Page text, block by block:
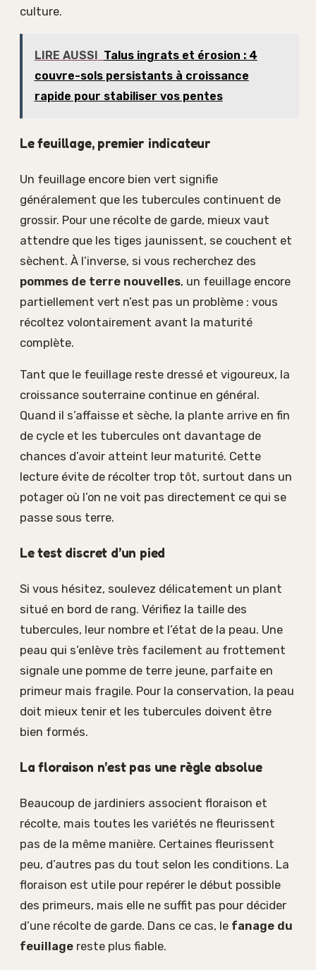
culture.
LIRE AUSSI
Talus ingrats et érosion : 4
couvre-sols persistants à croissance
rapide pour stabiliser vos pentes
Le feuillage, premier indicateur
Un feuillage encore bien vert signifie
généralement que les tubercules continuent de
grossir. Pour une récolte de garde, mieux vaut
attendre que les tiges jaunissent, se couchent et
sèchent. À l’inverse, si vous recherchez des
pommes de terre nouvelles, un feuillage encore
partiellement vert n’est pas un problème : vous
récoltez volontairement avant la maturité
complète.
Tant que le feuillage reste dressé et vigoureux, la
croissance souterraine continue en général.
Quand il s’affaisse et sèche, la plante arrive en fin
de cycle et les tubercules ont davantage de
chances d’avoir atteint leur maturité. Cette
lecture évite de récolter trop tôt, surtout dans un
potager où l’on ne voit pas directement ce qui se
passe sous terre.
Le test discret d’un pied
Si vous hésitez, soulevez délicatement un plant
situé en bord de rang. Vérifiez la taille des
tubercules, leur nombre et l’état de la peau. Une
peau qui s’enlève très facilement au frottement
signale une pomme de terre jeune, parfaite en
primeur mais fragile. Pour la conservation, la peau
doit mieux tenir et les tubercules doivent être
bien formés.
La floraison n’est pas une règle absolue
Beaucoup de jardiniers associent floraison et
récolte, mais toutes les variétés ne fleurissent
pas de la même manière. Certaines fleurissent
peu, d’autres pas du tout selon les conditions. La
floraison est utile pour repérer le début possible
des primeurs, mais elle ne suffit pas pour décider
d’une récolte de garde. Dans ce cas, le fanage du
feuillage reste plus fiable.